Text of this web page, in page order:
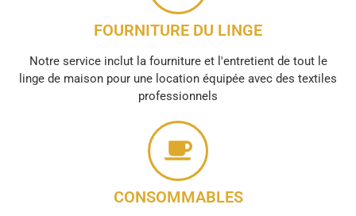
FOURNITURE DU LINGE
Notre service inclut la fourniture et l'entretient de tout le
linge de maison pour une location équipée avec des textiles
professionnels
CONSOMMABLES